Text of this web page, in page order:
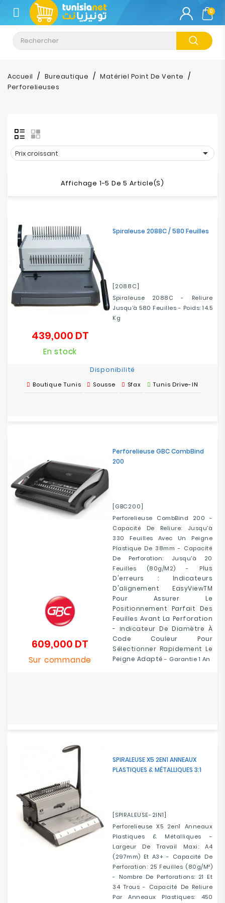
CATÉGORIE
Climatisation
Informatique
Impression
Electroménager
Bureautique
Réseau
&
Sécurité
Mobilités
0
Accueil Bureautique
Matériel Point De Vente
Perforelieuses
Prix croissant 
Affichage 1-5 De 5 Article(s)
Spiraleuse 2088C / 580 Feuilles
[2088C]
Spiraleuse 2088C - Reliure
Jusqu'à 580 Feuilles - Poids: 14.5
Kg
439,000 DTPrix
En stock
Disponibilité
Boutique Tunis Sousse Sfax Tunis Drive-IN
Perforelieuse GBC CombBind
200
[GBC200]
Perforelieuse CombBind 200 -
Capacité De Reliure: Jusqu'à
330 Feuilles Avec Un Peigne
Plastique De 38mm - Capacité
De Perforation: Jusqu'à 20
Feuilles (80g/m2) - PLus
D'erreurs : Indicateurs
D'alignement EasyViewTM
Pour Assurer Le
Positionnement Parfait Des
Feuilles Avant La Perforation
-
INdicateur De Diamètre À
Code Couleur Pour
Sélectionner Rapidement Le
Peigne Adapté- Garantie 1 An
609,000 DT
Sur commande
SPIRALEUSE X5 2EN1 ANNEAUX
PLASTIQUES & MÉTALLIQUES 3:1
[SPIRALEUSE-2IN1]
Perforelieuse X5 2en1 Anneaux
Plastiques & Métalliques -
Largeur De Travail Maxi: A4
(297mm) Et A3+ - Capacité De
Perforation: 25 Feuilles (80g/m²)
- Nombre De Perforations: 21 Et
34 Trous - Capacité De Reliure
Par Anneaux Plastiques: 450